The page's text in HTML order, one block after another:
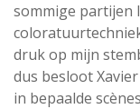
sommige partijen
druk op mijn
dus besloot
in bepaalde